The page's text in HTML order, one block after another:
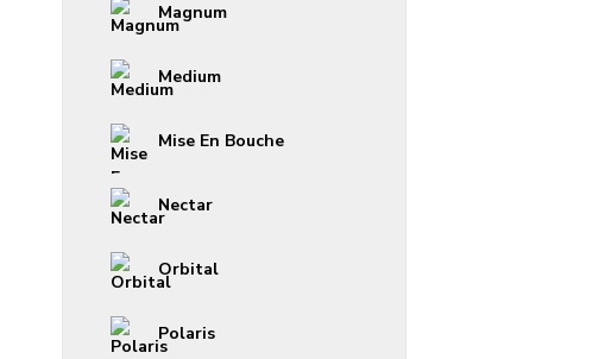
Magnum
Medium
Mise En Bouche
Nectar
Orbital
Polaris